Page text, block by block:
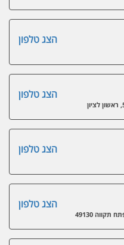
הצג טלפון
הצג טלפון
הצג טלפון
הצג טלפון